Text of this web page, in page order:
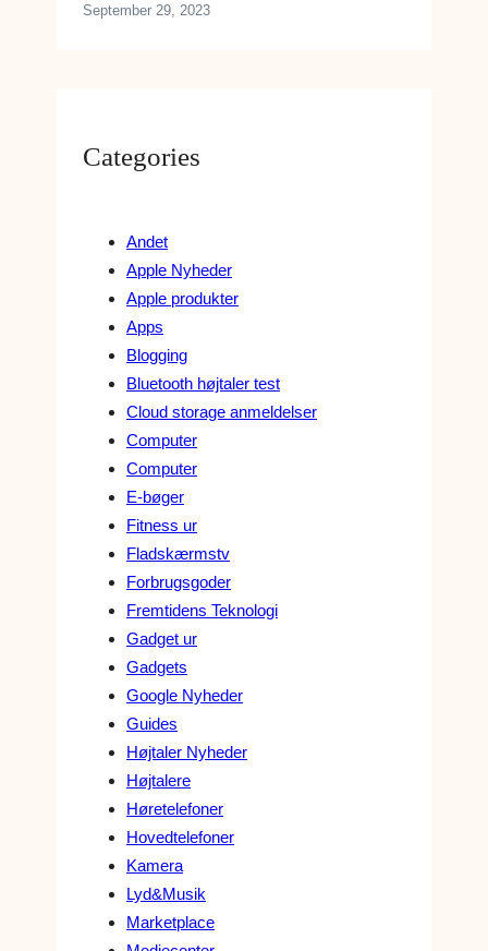
September 29, 2023
Categories
Andet
Apple Nyheder
Apple produkter
Apps
Blogging
Bluetooth højtaler test
Cloud storage anmeldelser
Computer
Computer
E-bøger
Fitness ur
Fladskærmstv
Forbrugsgoder
Fremtidens Teknologi
Gadget ur
Gadgets
Google Nyheder
Guides
Højtaler Nyheder
Højtalere
Høretelefoner
Hovedtelefoner
Kamera
Lyd&Musik
Marketplace